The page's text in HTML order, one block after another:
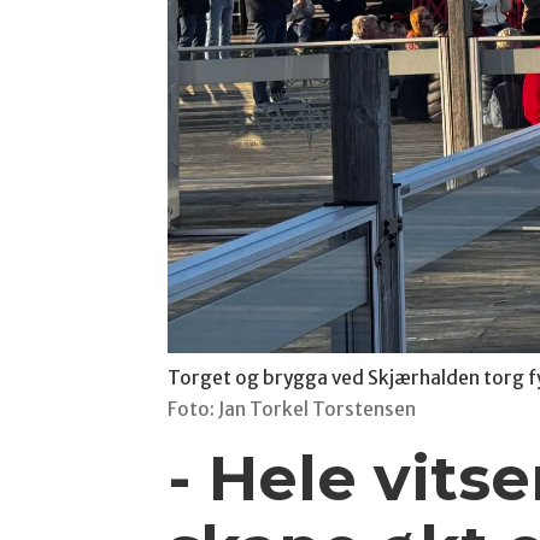
Torget og brygga ved Skjærhalden torg
Foto: Jan Torkel Torstensen
- Hele